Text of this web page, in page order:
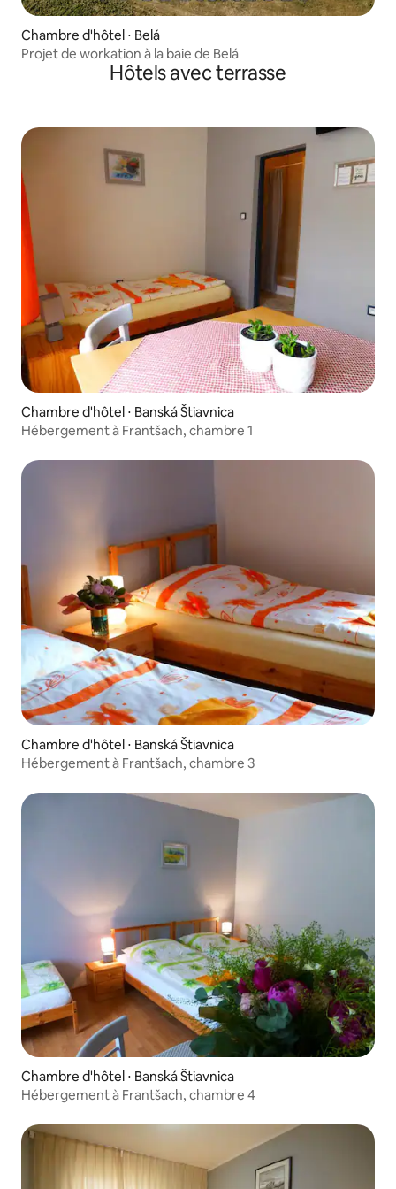
Chambre d'hôtel ⋅ Belá
Projet de workation à la baie de Belá
Hôtels avec terrasse
Chambre d'hôtel ⋅ Banská Štiavnica
Hébergement à Frantšach, chambre 1
Chambre d'hôtel ⋅ Banská Štiavnica
Hébergement à Frantšach, chambre 3
Chambre d'hôtel ⋅ Banská Štiavnica
Hébergement à Frantšach, chambre 4